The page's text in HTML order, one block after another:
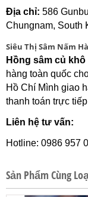
Địa chỉ: 586
Chungnam, South
Siêu Thị Sâm Nấm
Hồng sâm củ
hàng toàn quốc
Hồ Chí Mình giao
thanh toán trực
Liên hệ tư vấn:
Hotline: 0986 957
Sản Phẩm Cùng